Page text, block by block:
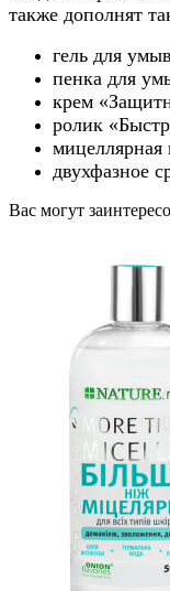
также дополнят
гель для
пенка для
крем
ролик
мицеллярная
двухфазное
Вас могут